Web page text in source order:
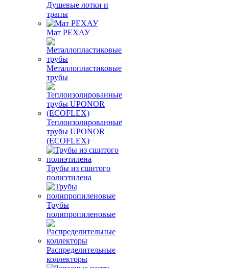
Душевые лотки и
трапы
Мат РЕХАУ
Металлопластиковые
трубы
Теплоизолированные
трубы UPONOR
(ECOFLEX)
Трубы из сшитого
полиэтилена
Трубы
полипропиленовые
Распределительные
коллекторы